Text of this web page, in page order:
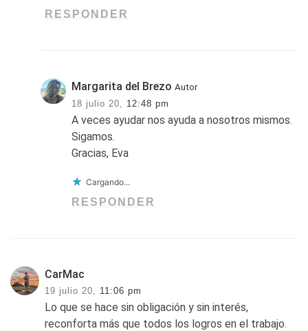
RESPONDER
Margarita del Brezo Autor
18 julio 20,
12:48 pm
A veces ayudar nos ayuda a nosotros mismos.
Sigamos.
Gracias, Eva
Cargando...
RESPONDER
CarMac
19 julio 20, 11:06 pm
Lo que se hace sin obligación y sin interés,
reconforta más que todos los logros en el trabajo.